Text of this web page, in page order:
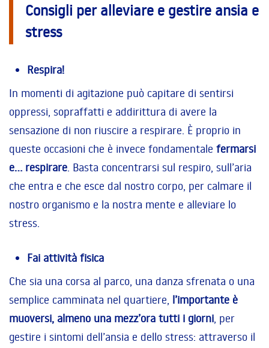
Consigli per alleviare e gestire ansia e
stress
Respira!
In momenti di agitazione può capitare di sentirsi
oppressi, sopraffatti e addirittura di avere la
sensazione di non riuscire a respirare. È proprio in
queste occasioni che è invece fondamentale fermarsi
e… respirare. Basta concentrarsi sul respiro, sull’aria
che entra e che esce dal nostro corpo, per calmare il
nostro organismo e la nostra mente e alleviare lo
stress.
Fai attività fisica
Che sia una corsa al parco, una danza sfrenata o una
semplice camminata nel quartiere, l’importante è
muoversi, almeno una mezz’ora tutti i giorni, per
gestire i sintomi dell’ansia e dello stress: attraverso il